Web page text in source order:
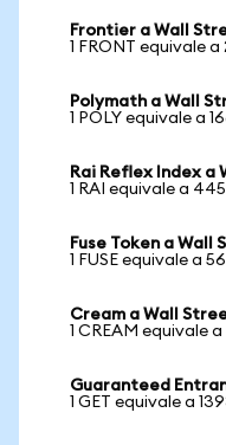
Frontier a Wall
1 FRONT equivale
Polymath a Wall
1 POLY equivale a
Rai Reflex Index a
1 RAI equivale a
Fuse Token a Wall
1 FUSE equivale a
Cream a Wall
1 CREAM equivale
Guaranteed
1 GET equivale a